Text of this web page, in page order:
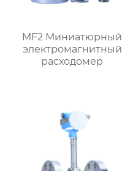
MF2 Миниатюрный
электромагнитный
расходомер